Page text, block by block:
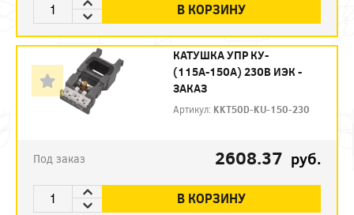
В КОРЗИНУ
КАТУШКА УПР КУ-
(115А-150А) 230В ИЭК -
ЗАКАЗ
Артикул: KKT50D-KU-150-230
Под заказ 2608.37 руб.
В КОРЗИНУ